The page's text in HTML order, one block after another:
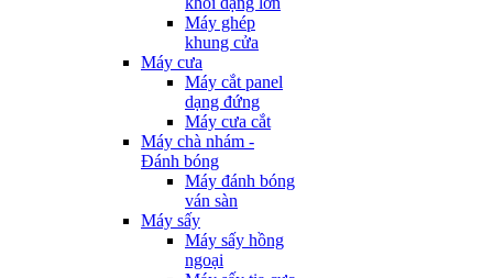
Máy ghép
khung cửa
Máy cưa
Máy cắt panel
dạng đứng
Máy cưa cắt
Máy chà nhám -
Đánh bóng
Máy đánh bóng
ván sàn
Máy sấy
Máy sấy hồng
ngoại